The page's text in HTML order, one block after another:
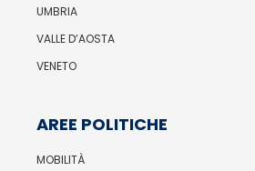
UMBRIA
VALLE D’AOSTA
VENETO
AREE POLITICHE
MOBILITÀ